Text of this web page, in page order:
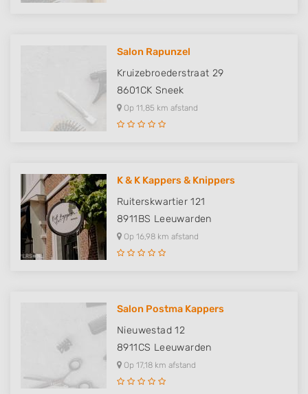
Salon Rapunzel
Kruizebroederstraat 29
8601CK Sneek
Op 11,85 km afstand
K & K Kappers & Knippers
Ruiterskwartier 121
8911BS Leeuwarden
Op 16,98 km afstand
Salon Postma Kappers
Nieuwestad 12
8911CS Leeuwarden
Op 17,18 km afstand